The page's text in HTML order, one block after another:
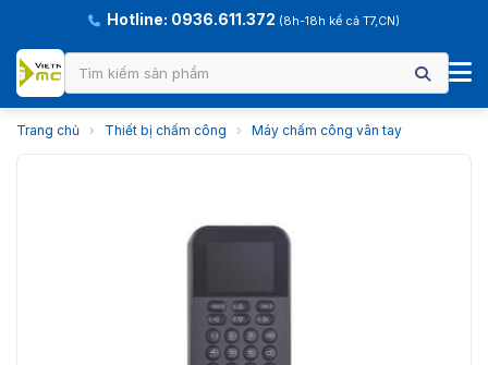
Hotline: 0936.611.372 (8h-18h kể cả T7,CN)
Trang chủ › Thiết bị chấm công › Máy chấm công vân tay